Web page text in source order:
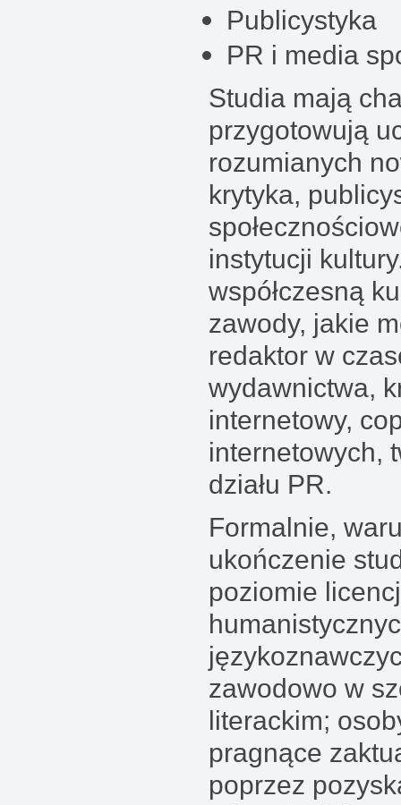
Publicystyka
PR i media
Studia mają
przygotowują
rozumianych
krytyka,
instytucji
współczesną
zawody, jakie
redaktor w
wydawnictwa,
internetowy,
internetowych,
działu PR.
Formalnie,
ukończenie
poziomie
zawodowo w
literackim;
pragnące
poprzez